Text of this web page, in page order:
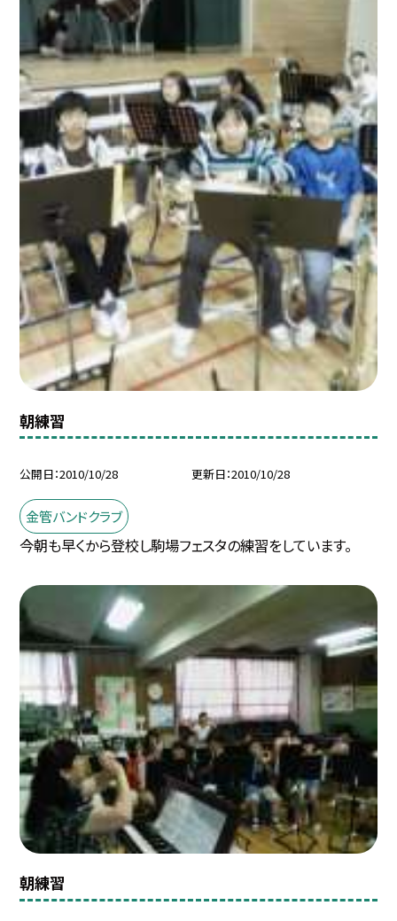
朝練習
公開日 2010/10/28 更新日 2010/10/28
金管バンドクラブ
今朝も早くから登校し駒場フェスタの練習をしています。
朝練習